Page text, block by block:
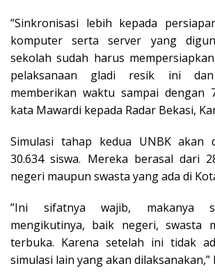
”Sinkronisasi lebih kepada
komputer serta server yang
sekolah sudah harus
pelaksanaan gladi resik ini
memberikan waktu sampai dengan
kata Mawardi kepada Radar Bekasi,
Simulasi tahap kedua UNBK akan
30.634 siswa. Mereka berasal dari
negeri maupun swasta yang ada di
”Ini sifatnya wajib, makanya
mengikutinya, baik negeri, swasta
terbuka. Karena setelah ini tidak
simulasi lain yang akan dilaksanakan,”